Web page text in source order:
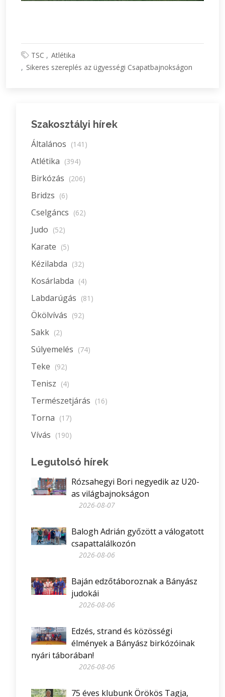
TSC
Atlétika
Sikeres szereplés az ügyességi Csapatbajnokságon
Szakosztályi hírek
Általános (141)
Atlétika (394)
Birkózás (206)
Bridzs (6)
Cselgáncs (62)
Judo (52)
Karate (5)
Kézilabda (32)
Kosárlabda (4)
Labdarúgás (81)
Ökölvívás (92)
Sakk (2)
Súlyemelés (74)
Teke (92)
Tenisz (4)
Természetjárás (16)
Torna (17)
Vívás (190)
Legutolsó hírek
Rózsahegyi Bori negyedik az U20-
as világbajnokságon
2026-08-07
Balogh Adrián győzött a válogatott
csapattalálkozón
2026-08-06
Baján edzőtáboroznak a Bányász
judokái
2026-08-06
Edzés, strand és közösségi
élmények a Bányász birkózóinak
nyári táborában!
2026-08-06
75 éves klubunk Örökös Tagja,